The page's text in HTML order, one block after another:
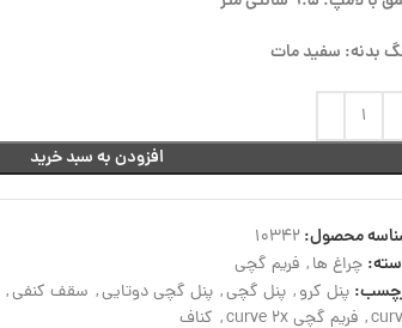
بدنه: سفید مات
افزودن به سبد خرید
محصول:10342
چراغ ها, فریم گچی
پنل کرو, پنل گچی, پنل گچی دوتایی, سقف کنفی,
, فریم گچی curve 2x , کناف